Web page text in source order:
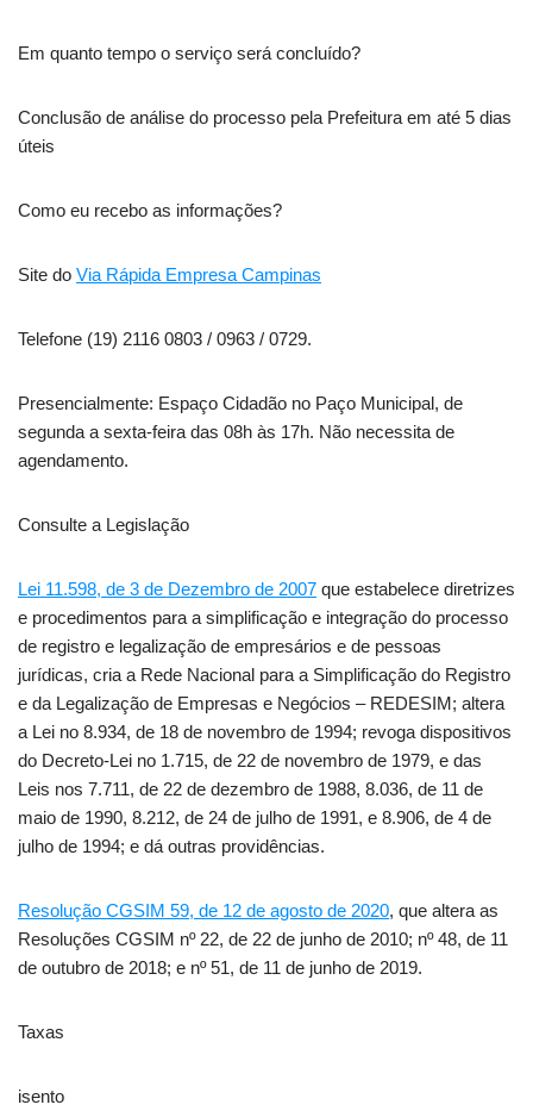
Em quanto tempo o serviço será concluído?
Conclusão de análise do processo pela Prefeitura em até 5 dias
úteis
Como eu recebo as informações?
Site do Via Rápida Empresa Campinas
Telefone (19) 2116 0803 / 0963 / 0729.
Presencialmente: Espaço Cidadão no Paço Municipal, de
segunda a sexta-feira das 08h às 17h. Não necessita de
agendamento.
Consulte a Legislação
Lei 11.598, de 3 de Dezembro de 2007 que estabelece diretrizes
e procedimentos para a simplificação e integração do processo
de registro e legalização de empresários e de pessoas
jurídicas, cria a Rede Nacional para a Simplificação do Registro
e da Legalização de Empresas e Negócios – REDESIM; altera
a Lei no 8.934, de 18 de novembro de 1994; revoga dispositivos
do Decreto-Lei no 1.715, de 22 de novembro de 1979, e das
Leis nos 7.711, de 22 de dezembro de 1988, 8.036, de 11 de
maio de 1990, 8.212, de 24 de julho de 1991, e 8.906, de 4 de
julho de 1994; e dá outras providências.
Resolução CGSIM 59, de 12 de agosto de 2020, que altera as
Resoluções CGSIM nº 22, de 22 de junho de 2010; nº 48, de 11
de outubro de 2018; e nº 51, de 11 de junho de 2019.
Taxas
isento